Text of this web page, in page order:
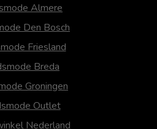
Almere
Den Bosch
Friesland
Breda
Groningen
Outlet
Nederland